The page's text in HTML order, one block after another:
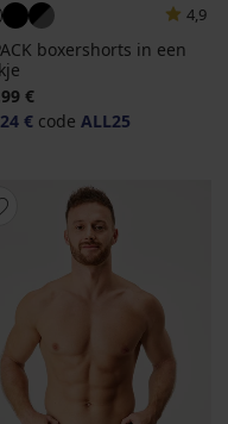
4,9
boxershorts in een
€
€ code ALL25